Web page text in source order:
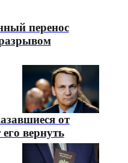
перенос
от
вернуть